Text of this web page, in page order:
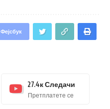
Фејсбук
27.4кСледачи
Претплатете се